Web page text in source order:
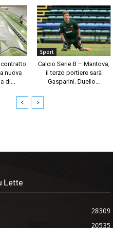
nuova
di...
Sport
Calcio Serie B – Mantova,
il terzo portiere sarà
Gasparini. Duello...
Lette
28309
20535